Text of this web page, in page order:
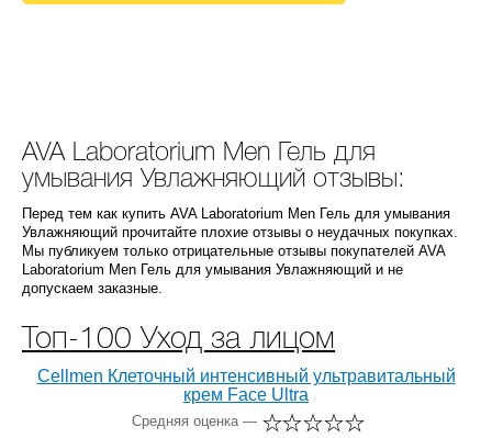
AVA Laboratorium Men Гель для
умывания Увлажняющий отзывы:
Перед тем как купить AVA Laboratorium Men Гель для умывания
Увлажняющий прочитайте плохие отзывы о неудачных покупках.
Мы публикуем только отрицательные отзывы покупателей AVA
Laboratorium Men Гель для умывания Увлажняющий и не
допускаем заказные.
Топ-100 Уход за лицом
Cellmen Клеточный интенсивный ультравитальный
крем Face Ultra
Средняя оценка —